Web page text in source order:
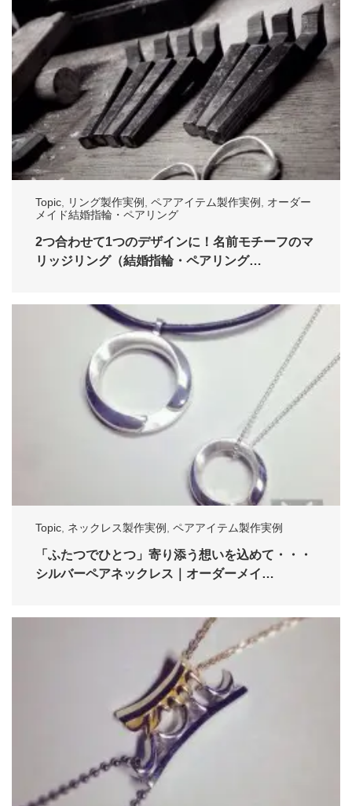
Topic リング製作実例 ペアアイテム製作実例
オーダー
メイド結婚指輪・ペアリング
2つ合わせて1つのデザインに！名前モチーフのマ
リッジリング（結婚指輪・ペアリング…
Topic ネックレス製作実例 ペアアイテム製作実例
「ふたつでひとつ」寄り添う想いを込めて・・・
シルバーペアネックレス｜オーダーメイ…